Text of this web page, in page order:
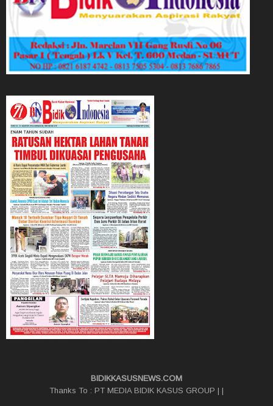
BIDIKKASUSNEWS.COM
Thanks To : PT MEDIA BIDIK KASUS GROUP | |